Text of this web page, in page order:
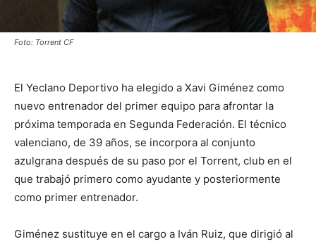
Foto: Torrent CF
El Yeclano Deportivo ha elegido a Xavi Giménez como
nuevo entrenador del primer equipo para afrontar la
próxima temporada en Segunda Federación. El técnico
valenciano, de 39 años, se incorpora al conjunto
azulgrana después de su paso por el Torrent, club en el
que trabajó primero como ayudante y posteriormente
como primer entrenador.
Giménez sustituye en el cargo a Iván Ruiz, que dirigió al